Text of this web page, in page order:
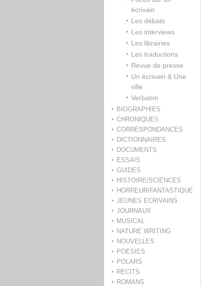
écrivain
Les débats
Les interviews
Les librairies
Les traductions
Revue de presse
Un écrivain & Une
ville
Verbatim
BIOGRAPHIES
CHRONIQUES
CORRESPONDANCES
DICTIONNAIRES
DOCUMENTS
ESSAIS
GUIDES
HISTOIRE/SCIENCES
HORREUR/FANTASTIQUE
JEUNES ECRIVAINS
JOURNAUX
MUSICAL
NATURE WRITING
NOUVELLES
POESIES
POLARS
RECITS
ROMANS